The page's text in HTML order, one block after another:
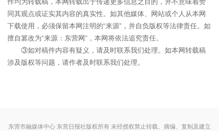
同其观点或证实其内容的真实性。如其他媒体、网站或个人从本网
下载使用，必须保留本网注明的“来源”，并自负版权等法律责任。如
擅自篡改为“来源：东营网”，本网将依法追究责任。
③如对稿件内容有疑义，请及时联系我们处理。如本网转载稿
涉及版权等问题，请作者及时联系我们处理。
东营市融媒体中心 东营日报社版权所有 未经授权禁止转载、摘编、复制及建立